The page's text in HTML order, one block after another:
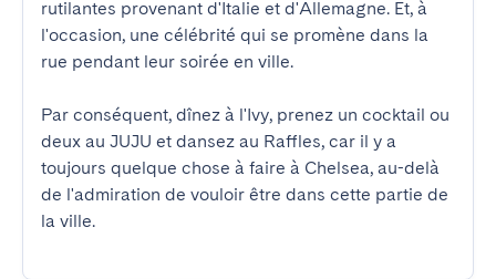
rutilantes provenant d'Italie et d'Allemagne. Et, à
l'occasion, une célébrité qui se promène dans la
rue pendant leur soirée en ville.
Par conséquent, dînez à l'Ivy, prenez un cocktail ou
deux au JUJU et dansez au Raffles, car il y a
toujours quelque chose à faire à Chelsea, au-delà
de l'admiration de vouloir être dans cette partie de
la ville.